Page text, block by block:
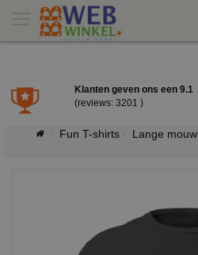
Klanten geven ons een 9.1
(reviews: 3201 )
Fun T-shirts Lange mouw